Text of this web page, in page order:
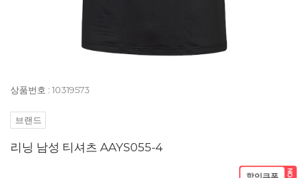
상품번호 : 10319573
브랜드
리닝 남성 티셔츠 AAYS055-4